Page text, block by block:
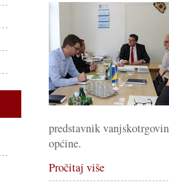
predstavnik
općine.
Pročitaj više